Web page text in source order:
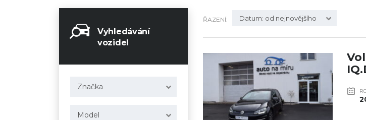
Vyhledávání
vozidel
Značka
Model
ŘAZENÍ: Datum: od nejnovějšího